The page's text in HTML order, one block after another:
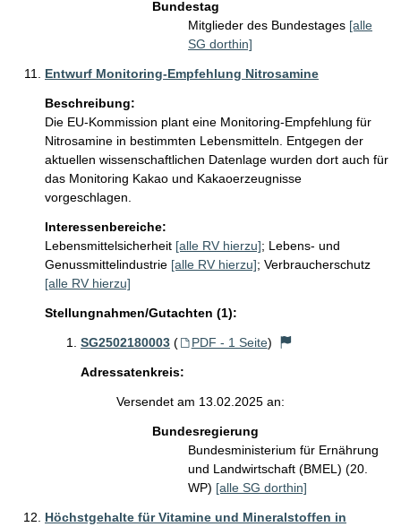
Bundestag
Mitglieder des Bundestages [alle
SG dorthin]
Entwurf Monitoring-Empfehlung Nitrosamine
Beschreibung:
Die EU-Kommission plant eine Monitoring-Empfehlung für
Nitrosamine in bestimmten Lebensmitteln. Entgegen der
aktuellen wissenschaftlichen Datenlage wurden dort auch für
das Monitoring Kakao und Kakaoerzeugnisse
vorgeschlagen.
Interessenbereiche:
Lebensmittelsicherheit [alle RV hierzu]; Lebens- und
Genussmittelindustrie [alle RV hierzu]; Verbraucherschutz
[alle RV hierzu]
Stellungnahmen/Gutachten (1):
SG2502180003 ( PDF - 1 Seite)
Adressatenkreis:
Versendet am 13.02.2025 an:
Bundesregierung
Bundesministerium für Ernährung
und Landwirtschaft (BMEL) (20.
WP) [alle SG dorthin]
Höchstgehalte für Vitamine und Mineralstoffen in